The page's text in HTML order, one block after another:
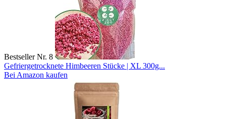
Bestseller Nr. 8
Gefriergetrocknete Himbeeren Stücke | XL 300g...
Bei Amazon kaufen